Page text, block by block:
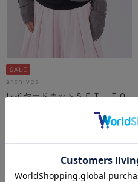
archives
レイヤードカットＳＥＴ ＴＯ
期間限定タイムセールSALE価格から更に